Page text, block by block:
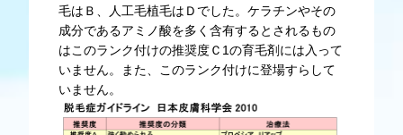
毛はＢ、人工毛植毛はＤでした。ケラチンやその
成分であるアミノ酸を多く含有するとされるもの
はこのランク付けの推奨度Ｃ1の育毛剤には入って
いません。また、このランク付けに登場すらして
いません。